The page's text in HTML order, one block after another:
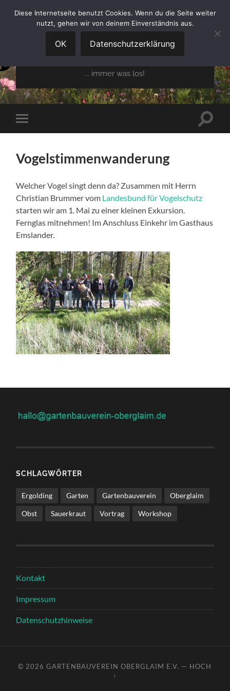
GARTENBAUVEREIN
OBERGLAIM E.V.
... immer was los!
Mobile-
Menü
Vogelstimmenwanderung
Welcher Vogel singt denn da? Zusammen mit Herrn
Christian Brummer vom Landesbund für Vogelschutz
starten wir am 1. Mai zu einer kleinen Exkursion.
Fernglas mitnehmen! Im Anschluss Einkehr im Gasthaus
Emslander.
SCHLAGWÖRTER
Ergolding Garten Gartenbauverein Oberglaim
Obst Sauerkraut Vortrag Workshop
Kontakt
Impressum
Datenschutzhinweise
© 2026GARTENBAUVEREIN OBERGLAIM E.V. — HOCH
↑
Diese Internetseite benutzt Cookies. Wenn du die Seite weiter
nutzt, gehen wir von deinem Einverständnis aus.
OK Datenschutzerklärung